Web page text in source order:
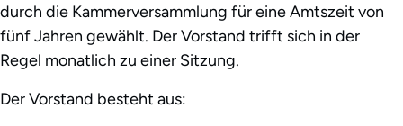
durch die Kammerversammlung für eine Amtszeit von
fünf Jahren gewählt. Der Vorstand trifft sich in der
Regel monatlich zu einer Sitzung.
Der Vorstand besteht aus: